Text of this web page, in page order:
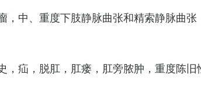
，中、重度下肢静脉曲张和精索静脉曲
，疝，脱肛，肛瘘，肛旁脓肿，重度陈旧